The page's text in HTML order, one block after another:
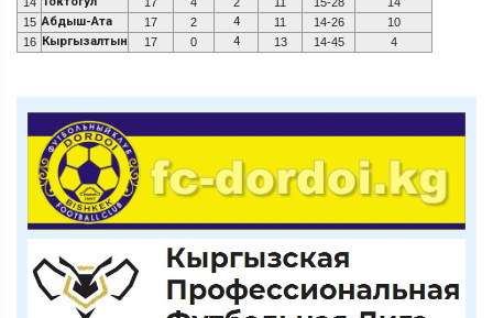
15 Абдыш-Ата 17 2 4 11 14-26
10
16 Кыргызалтын 17 0 4 13 14-45 4